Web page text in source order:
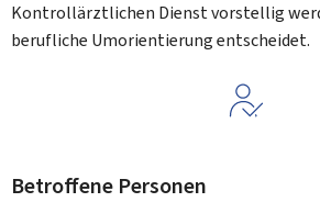
Kontrollärztlichen Dienst vorstellig
berufliche Umorientierung entscheidet.
Betroffene Personen